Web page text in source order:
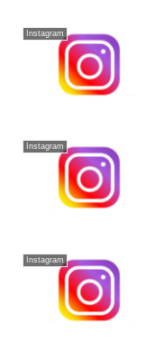
Instagram
Instagram
Instagram